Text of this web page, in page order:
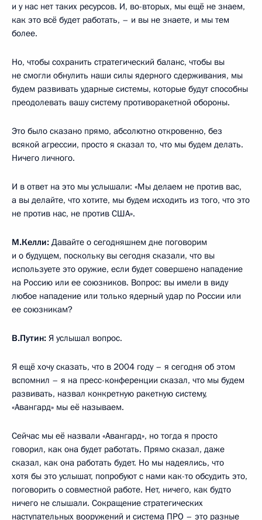
и у нас нет таких ресурсов. И, во-вторых, мы ещё не знаем,
как это всё будет работать, – и вы не знаете, и мы тем
более.
Но, чтобы сохранить стратегический баланс, чтобы вы
не смогли обнулить наши силы ядерного сдерживания, мы
будем развивать ударные системы, которые будут способны
преодолевать вашу систему противоракетной обороны.
Это было сказано прямо, абсолютно откровенно, без
всякой агрессии, просто я сказал то, что мы будем делать.
Ничего личного.
И в ответ на это мы услышали: «Мы делаем не против вас,
а вы делайте, что хотите, мы будем исходить из того, что это
не против нас, не против США».
М.Келли: Давайте о сегодняшнем дне поговорим
и о будущем, поскольку вы сегодня сказали, что вы
используете это оружие, если будет совершено нападение
на Россию или ее союзников. Вопрос: вы имели в виду
любое нападение или только ядерный удар по России или
ее союзникам?
В.Путин: Я услышал вопрос.
Я ещё хочу сказать, что в 2004 году – я сегодня об этом
вспомнил – я на пресс-конференции сказал, что мы будем
развивать, назвал конкретную ракетную систему,
«Авангард» мы её называем.
Сейчас мы её назвали «Авангард», но тогда я просто
говорил, как она будет работать. Прямо сказал, даже
сказал, как она работать будет. Но мы надеялись, что
хотя бы это услышат, попробуют с нами как-то обсудить это,
поговорить о совместной работе. Нет, ничего, как будто
ничего не слышали. Сокращение стратегических
наступательных вооружений и система ПРО – это разные